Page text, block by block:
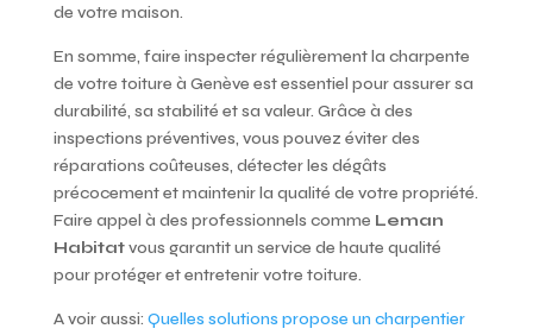
de votre maison.
En somme, faire inspecter régulièrement la charpente
de votre toiture à Genève est essentiel pour assurer sa
durabilité, sa stabilité et sa valeur. Grâce à des
inspections préventives, vous pouvez éviter des
réparations coûteuses, détecter les dégâts
précocement et maintenir la qualité de votre propriété.
Faire appel à des professionnels comme Leman
Habitatvous garantit un service de haute qualité
pour protéger et entretenir votre toiture.
A voir aussi: Quelles solutions propose un charpentier